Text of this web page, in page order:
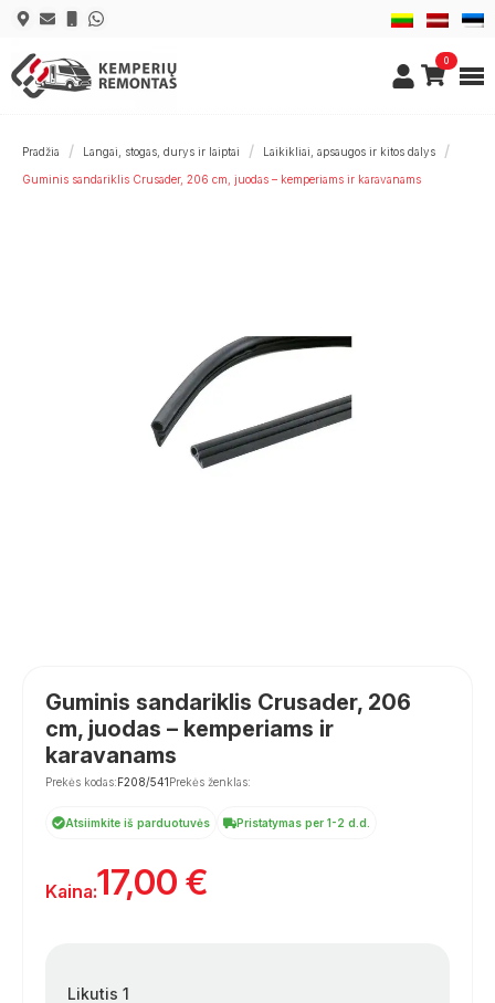
0
Pradžia Langai, stogas, durys ir laiptai Laikikliai, apsaugos ir kitos dalys
Guminis sandariklis Crusader, 206 cm, juodas – kemperiams ir karavanams
Guminis sandariklis Crusader, 206
cm, juodas – kemperiams ir
karavanams
Prekės kodas:F208/541Prekės ženklas:
Atsiimkite iš parduotuvės Pristatymas per 1-2 d.d.
Kaina:17,00 €
Likutis 1